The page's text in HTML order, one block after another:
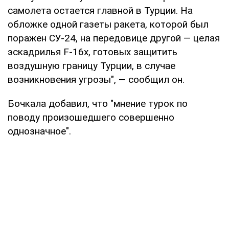
самолета остается главной в Турции. На
обложке одной газеты ракета, которой был
поражен СУ-24, на передовице другой — целая
эскадрилья F-16х, готовых защитить
воздушную границу Турции, в случае
возникновения угрозы", — сообщил он.
Бочкала добавил, что "мнение турок по
поводу произошедшего совершенно
однозначное".